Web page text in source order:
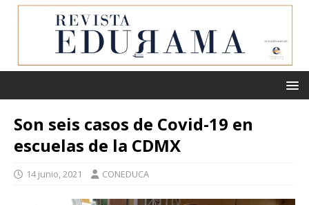
Son seis casos de Covid-19 en
escuelas de la CDMX
14 junio, 2021 CONEDUCA